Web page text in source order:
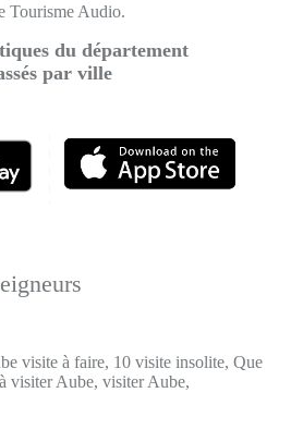
Tourisme Audio.
du département
par ville
visite à faire, 10 visite insolite, Que
visiter Aube, visiter Aube,